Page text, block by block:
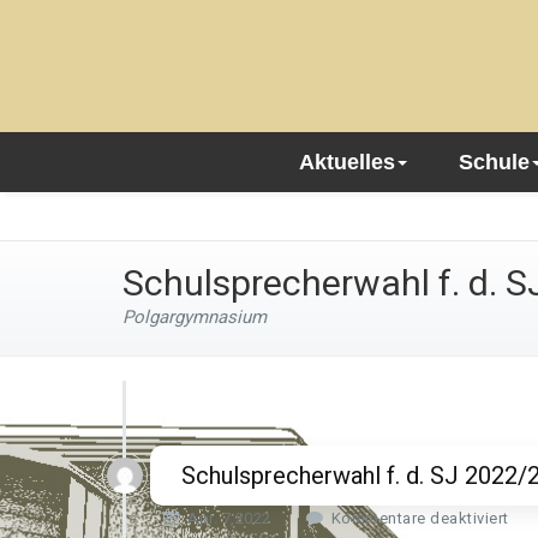
Aktuelles Schule
Schulsprecherwahl f. d.
Polgargymnasium
Schulsprecherwahl f. d. SJ 2022/
Apr. 7,2022 Kommentare deaktiviert